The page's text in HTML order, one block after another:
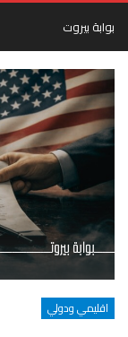
بوابة بيروت
اقليمي ودولي